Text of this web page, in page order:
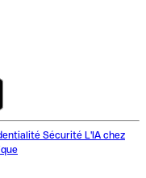
Sécurité L'IA chez